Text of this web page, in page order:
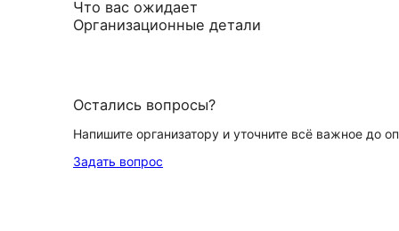
Что вас ожидает
Организационные детали
Остались вопросы?
Напишите организатору и уточните всё важное до
Задать вопрос